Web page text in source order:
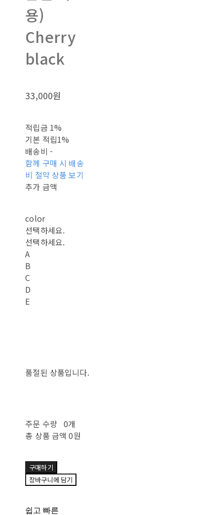
용)
Cherry
black
33,000원
적립금 1%
기본 적립1%
배송비 -
함께 구매 시 배송
비 절약 상품 보기
추가 금액
color
선택하세요.
선택하세요.
A
B
C
D
E
품절된 상품입니다.
주문 수량 0개
총 상품 금액 0원
구매하기
장바구니에 담기
쉽고 빠른